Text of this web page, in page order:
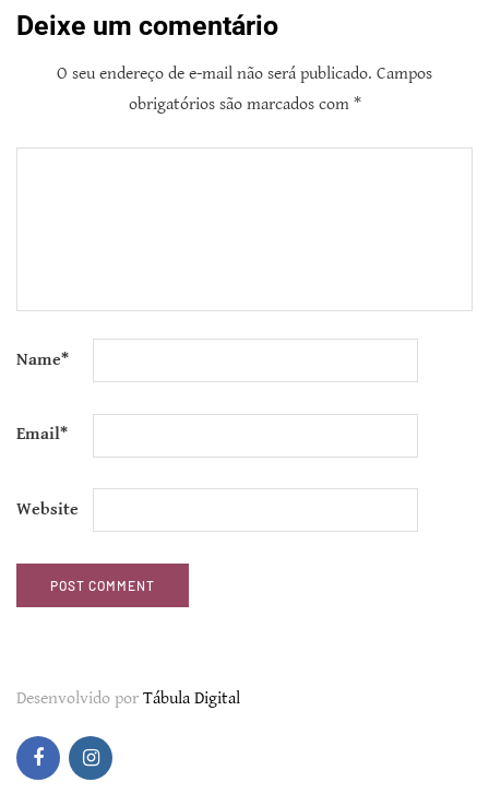
Deixe um comentário
O seu endereço de e-mail não será publicado. Campos
obrigatórios são marcados com *
Name*
Email*
Website
Desenvolvido por Tábula Digital